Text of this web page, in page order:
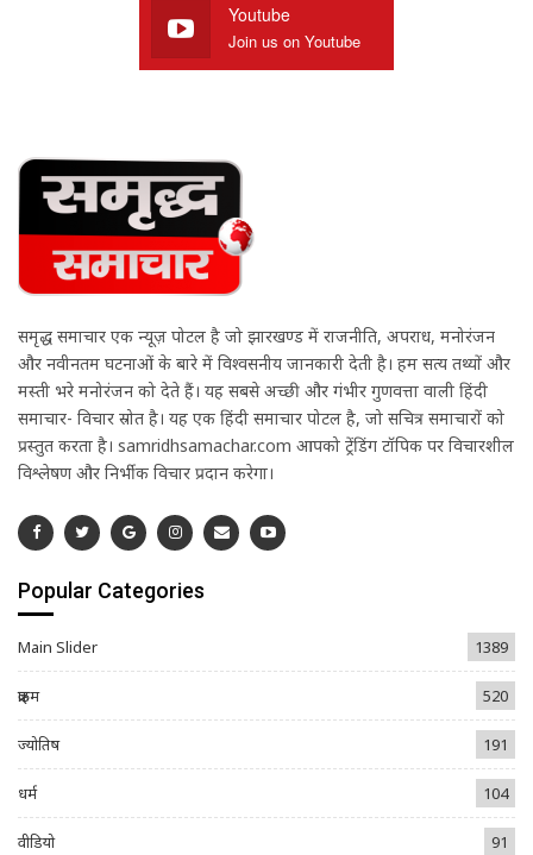
Youtube
Join us on Youtube
समृद्ध समाचार एक न्यूज़ पोर्टल है जो झारखण्ड में राजनीति, अपराध, मनोरंजन
और नवीनतम घटनाओं के बारे में विश्वसनीय जानकारी देती है। हम सत्य तथ्यों और
मस्ती भरे मनोरंजन को देते हैं। यह सबसे अच्छी और गंभीर गुणवत्ता वाली हिंदी
समाचार- विचार स्रोत है। यह एक हिंदी समाचार पोर्टल है, जो सचित्र समाचारों को
प्रस्तुत करता है। samridhsamachar.com आपको ट्रेंडिंग टॉपिक पर विचारशील
विश्लेषण और निर्भीक विचार प्रदान करेगा।
Popular Categories
Main Slider 1389
क्राइम 520
ज्योतिष 191
धर्म 104
वीडियो 91